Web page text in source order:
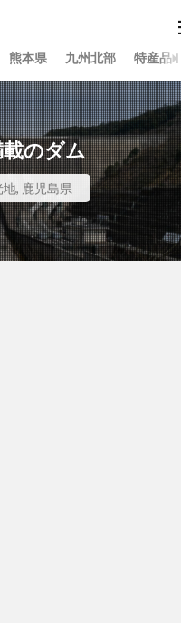
熊本県 九州北部 特産品
のダム
地, 鹿児島県